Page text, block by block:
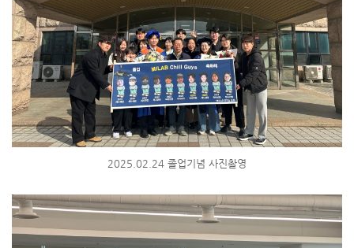
2025.02.24 졸업기념 사진촬영